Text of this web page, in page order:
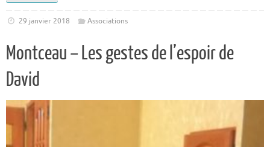
29 janvier 2018 Associations
Montceau – Les gestes de l’espoir de
David